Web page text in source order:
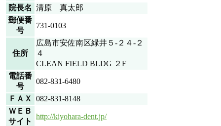
院長名 清原 真太郎
郵便番
号
731-0103
住所
広島市安佐南区緑井５-２４-２
４
CLEAN FIELD BLDG ２F
電話番
号
082-831-6480
ＦＡＸ
082-831-8148
ＷＥＢ
サイト
http://kiyohara-dent.jp/